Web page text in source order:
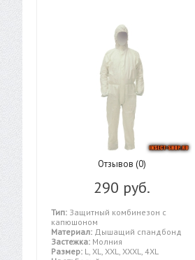
Отзывов (0)
290 руб.
Тип: Защитный комбинезон с
капюшоном
Материал: Дышащий спандбонд
Застежка: Молния
Размер: L, XL, XXL, XXXL, 4XL